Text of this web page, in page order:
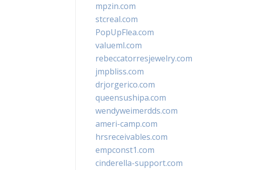
mpzin.com
stcreal.com
PopUpFlea.com
valueml.com
rebeccatorresjewelry.com
jmpbliss.com
drjorgerico.com
queensushipa.com
wendyweimerdds.com
ameri-camp.com
hrsreceivables.com
empconst1.com
cinderella-support.com